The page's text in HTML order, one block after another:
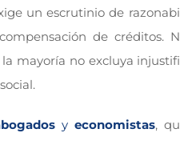
un escrutinio de
de créditos.
mayoría no excluya
yeconomistas,